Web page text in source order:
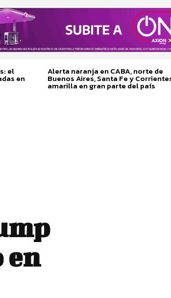
el
en
Alerta naranja en CABA, norte de
Buenos Aires, Santa Fe y
amarilla en gran parte del país
en